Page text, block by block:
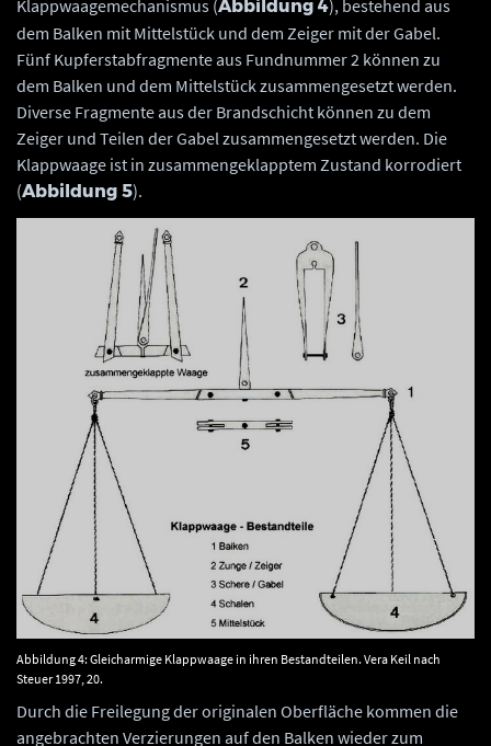
Klappwaagemechanismus (Abbildung 4), bestehend aus
dem Balken mit Mittelstück und dem Zeiger mit der Gabel.
Fünf Kupferstabfragmente aus Fundnummer 2 können zu
dem Balken und dem Mittelstück zusammengesetzt werden.
Diverse Fragmente aus der Brandschicht können zu dem
Zeiger und Teilen der Gabel zusammengesetzt werden. Die
Klappwaage ist in zusammengeklapptem Zustand korrodiert
(Abbildung 5).
Abbildung 4: Gleicharmige Klappwaage in ihren Bestandteilen. Vera Keil nach
Steuer 1997, 20.
Durch die Freilegung der originalen Oberfläche kommen die
angebrachten Verzierungen auf den Balken wieder zum